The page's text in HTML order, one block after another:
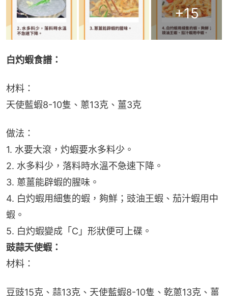
+15
白灼蝦食譜：
材料：
天使藍蝦8-10隻、蔥13克、薑3克
做法：
1. 水要大滾，灼蝦要水多料少。
2. 水多料少，落料時水溫不急速下降。
3. 蔥薑能辟蝦的腥味。
4. 白灼蝦用細隻的蝦，夠鮮；豉油王蝦、茄汁蝦用中
蝦。
5. 白灼蝦變成「C」形狀便可上碟。
豉蒜天使蝦：
材料：
豆豉15克、蒜13克、天使藍蝦8-10隻、乾蔥13克、薑